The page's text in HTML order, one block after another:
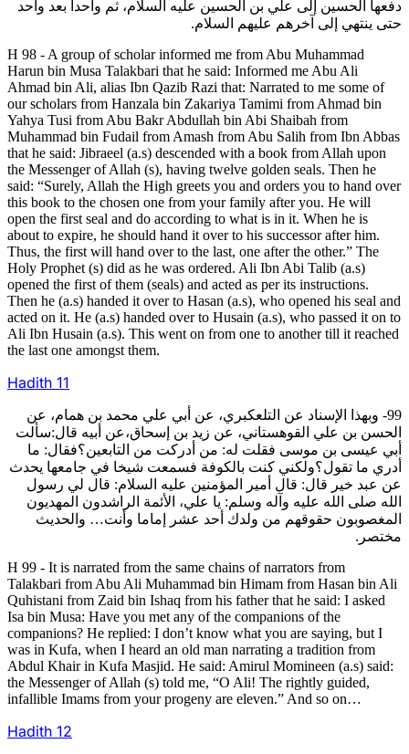
دفعها الحسين إلى علي بن الحسين عليه السلام، ثم واحدا بعد واحد
حتى ينتهي إلى آخرهم عليهم السلام.
H 98 - A group of scholar informed me from Abu Muhammad
Harun bin Musa Talakbari that he said: Informed me Abu Ali
Ahmad bin Ali, alias Ibn Qazib Razi that: Narrated to me some of
our scholars from Hanzala bin Zakariya Tamimi from Ahmad bin
Yahya Tusi from Abu Bakr Abdullah bin Abi Shaibah from
Muhammad bin Fudail from Amash from Abu Salih from Ibn Abbas
that he said: Jibraeel (a.s) descended with a book from Allah upon
the Messenger of Allah (s), having twelve golden seals. Then he
said: “Surely, Allah the High greets you and orders you to hand over
this book to the chosen one from your family after you. He will
open the first seal and do according to what is in it. When he is
about to expire, he should hand it over to his successor after him.
Thus, the first will hand over to the last, one after the other.” The
Holy Prophet (s) did as he was ordered. Ali Ibn Abi Talib (a.s)
opened the first of them (seals) and acted as per its instructions.
Then he (a.s) handed it over to Hasan (a.s), who opened his seal and
acted on it. He (a.s) handed over to Husain (a.s), who passed it on to
Ali Ibn Husain (a.s). This went on from one to another till it reached
the last one amongst them.
Hadith 11
99- وبهذا الإسناد عن التلعكبري، عن أبي علي محمد بن همام، عن
الحسن بن علي القوهستاني، عن زيد بن إسحاق،عن أبيه قال:سألت
أبي عيسى بن موسى فقلت له: من أدركت من التابعين؟فقال: ما
أدري ما تقول؟ولكني كنت بالكوفة فسمعت شيخا في جامعها يحدث
عن عبد خير قال: قال أمير المؤمنين عليه السلام: قال لي رسول
الله صلى الله عليه وآله وسلم: يا علي، الأئمة الراشدون المهديون
المغصوبون حقوقهم من ولدك أحد عشر إماما وأنت… والحديث
مختصر.
H 99 - It is narrated from the same chains of narrators from
Talakbari from Abu Ali Muhammad bin Himam from Hasan bin Ali
Quhistani from Zaid bin Ishaq from his father that he said: I asked
Isa bin Musa: Have you met any of the companions of the
companions? He replied: I don’t know what you are saying, but I
was in Kufa, when I heard an old man narrating a tradition from
Abdul Khair in Kufa Masjid. He said: Amirul Momineen (a.s) said:
the Messenger of Allah (s) told me, “O Ali! The rightly guided,
infallible Imams from your progeny are eleven.” And so on…
Hadith 12